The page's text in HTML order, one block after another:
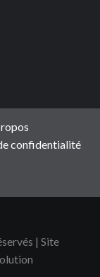
confidentialité
| Site